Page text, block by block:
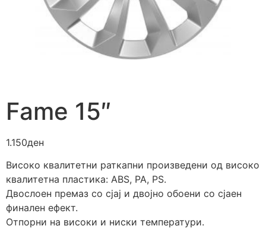
Fame 15″
1.150ден
Високо квалитетни раткапни произведени од високо
квалитетна пластика: ABS, PA, PS.
Двослоен премаз со сјај и двојно обоени со сјаен
финален ефект.
Отпорни на високи и ниски температури.